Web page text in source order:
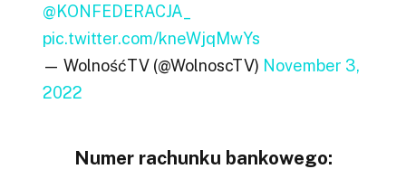
@KONFEDERACJA_
pic.twitter.com/kneWjqMwYs
— WolnośćTV (@WolnoscTV) November 3,
2022
Numer rachunku bankowego: